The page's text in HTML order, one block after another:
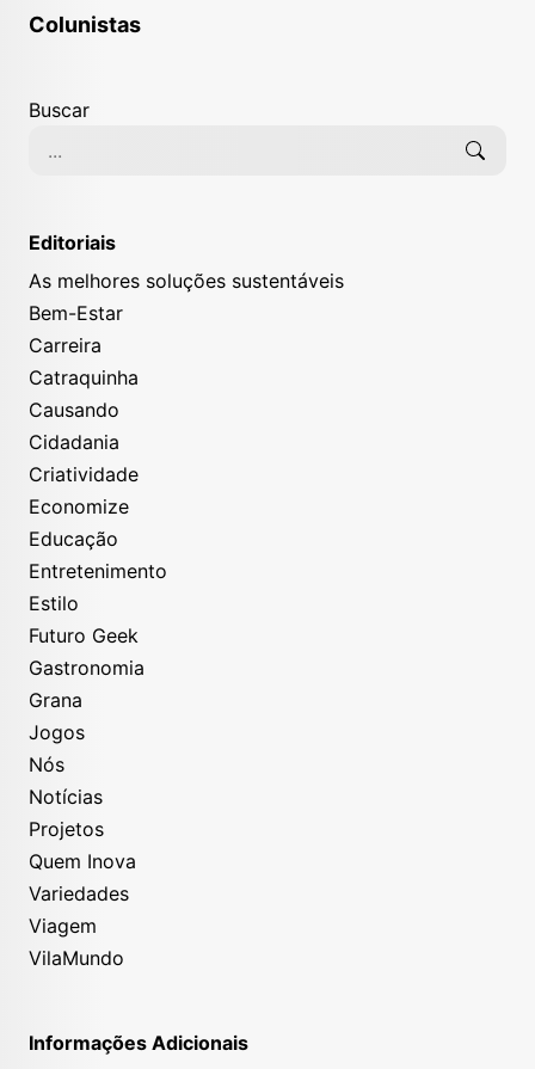
Colunistas
Buscar
Editoriais
As melhores soluções sustentáveis
Bem-Estar
Carreira
Catraquinha
Causando
Cidadania
Criatividade
Economize
Educação
Entretenimento
Estilo
Futuro Geek
Gastronomia
Grana
Jogos
Nós
Notícias
Projetos
Quem Inova
Variedades
Viagem
VilaMundo
Informações Adicionais